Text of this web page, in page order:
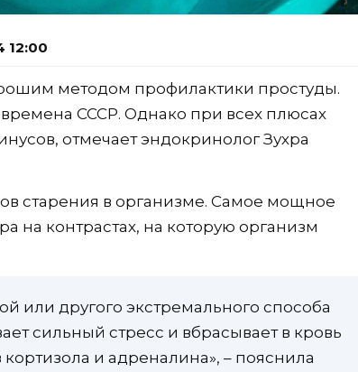
12:00
методом профилактики простуды.
СССР. Однако при всех плюсах
отмечает эндокринолог Зухра
старения в организме. Самое мощное
на контрастах, на которую организм
или другого экстремального способа
сильный стресс и вбрасывает в кровь
и адреналина», – пояснила